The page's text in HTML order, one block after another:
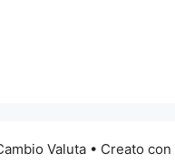
Valuta • Creato con